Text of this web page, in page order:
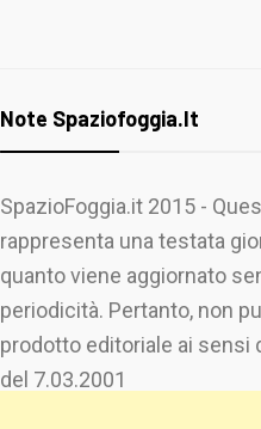
Note Spaziofoggia.it
SpazioFoggia.it 2015 -
rappresenta una testata
quanto viene aggiornato
periodicità. Pertanto, non
prodotto editoriale ai sensi
del 7.03.2001